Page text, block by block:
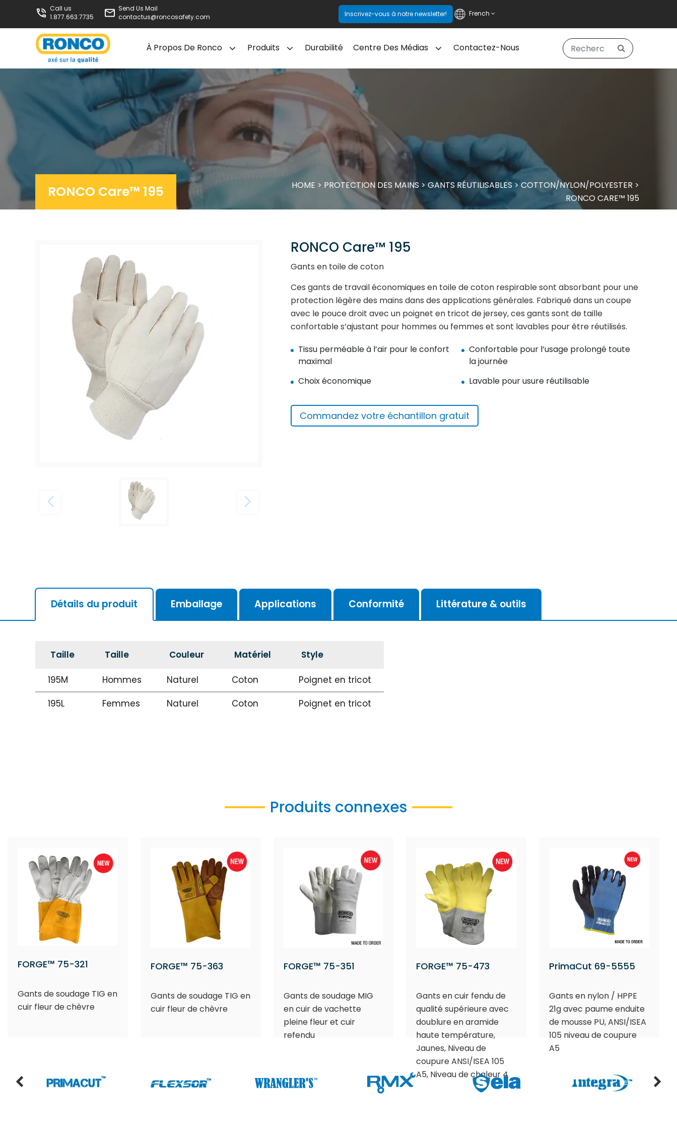
Call us
1.877.663.7735
Send Us Mail
contactus@roncosafety.com
Inscrivez-vous à notre newsletter! French
À Propos De Ronco Produits Durabilité Centre Des Médias Contactez-Nous
RONCO Care™ 195 HOME > PROTECTION DES MAINS > GANTS RÉUTILISABLES> COTTON/NYLON/POLYESTER >
RONCO CARE™ 195
RONCO Care™ 195
Gants en toile de coton
Ces gants de travail économiques en toile de coton respirable sont absorbant pour une
protection légère des mains dans des applications générales. Fabriqué dans un coupe
avec le pouce droit avec un poignet en tricot de jersey, ces gants sont de taille
confortable s’ajustant pour hommes ou femmes et sont lavables pour être réutilisés.
Tissu perméable à l’air pour le confort
maximal
Confortable pour l’usage prolongé toute
la journée
Choix économique
Lavable pour usure réutilisable
Commandez votre échantillon gratuit
Détails du produit Emballage Applications Conformité Littérature & outils
Taille Taille Couleur Matériel Style
195M Hommes Naturel Coton
Poignet en tricot
195L
Femmes Naturel Coton Poignet en tricot
Produits connexes
FORGE™ 75-321
Gants de soudage TIG en
cuir fleur de chèvre
FORGE™ 75-363
Gants de soudage TIG en
cuir fleur de chèvre
FORGE™ 75-351
Gants de soudage MIG
en cuir de vachette
pleine fleur et cuir
refendu
FORGE™ 75-473
Gants en cuir fendu de
qualité supérieure avec
doublure en aramide
haute température,
Jaunes, Niveau de
coupure ANSI/ISEA 105
A5, Niveau de chaleur 4
PrimaCut 69-5555
Gants en nylon / HPPE
21g avec paume enduite
de mousse PU, ANSI/ISEA
105 niveau de coupure
A5